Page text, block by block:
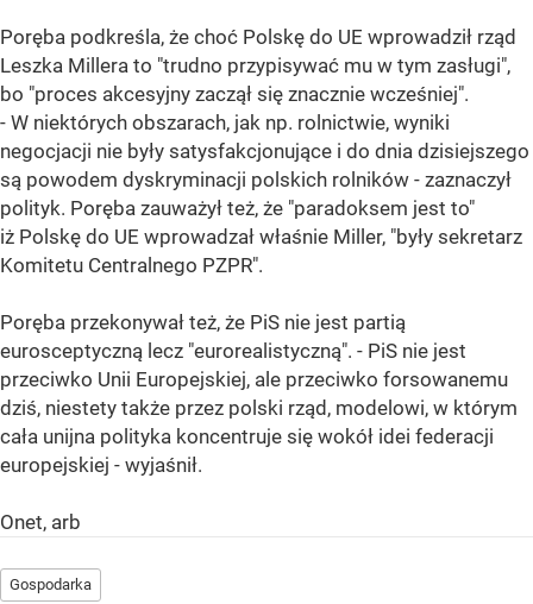
Poręba podkreśla, że choć Polskę do UE wprowadził rząd
Leszka Millera to "trudno przypisywać mu w tym zasługi",
bo "proces akcesyjny zaczął się znacznie wcześniej".
- W niektórych obszarach, jak np. rolnictwie, wyniki
negocjacji nie były satysfakcjonujące i do dnia dzisiejszego
są powodem dyskryminacji polskich rolników - zaznaczył
polityk. Poręba zauważył też, że "paradoksem jest to"
iż Polskę do UE wprowadzał właśnie Miller, "były sekretarz
Komitetu Centralnego PZPR".
Poręba przekonywał też, że PiS nie jest partią
eurosceptyczną lecz "eurorealistyczną". - PiS nie jest
przeciwko Unii Europejskiej, ale przeciwko forsowanemu
dziś, niestety także przez polski rząd, modelowi, w którym
cała unijna polityka koncentruje się wokół idei federacji
europejskiej - wyjaśnił.
Onet, arb
Gospodarka